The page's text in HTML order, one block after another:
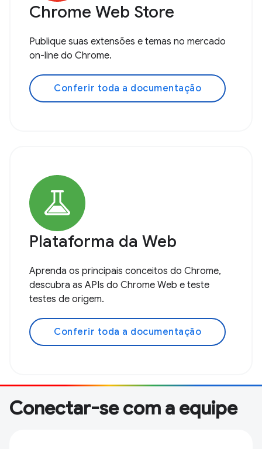
Chrome Web Store
Publique suas extensões e temas no mercado
on-line do Chrome.
Conferir toda a documentação
Plataforma da Web
Aprenda os principais conceitos do Chrome,
descubra as APIs do Chrome Web e teste
testes de origem.
Conferir toda a documentação
Conectar-se com a equipe